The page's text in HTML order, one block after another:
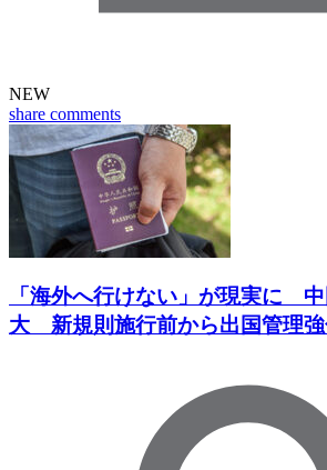
NEW
share comments
「海外へ行けない」が現実に
大 新規則施行前から出国管理